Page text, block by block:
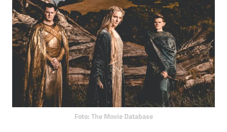
Foto: The Movie Database